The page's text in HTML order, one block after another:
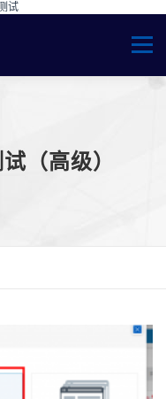
试
Menu
（高级）